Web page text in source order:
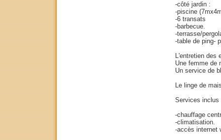
-côté jardin :
-piscine
-6 transats
-barbecue.
-terrasse/
-table de ping-
L'entretien des
Une femme de
Un service de
Le linge de
Services inclus
-chauffage
-climatisation.
-accès internet